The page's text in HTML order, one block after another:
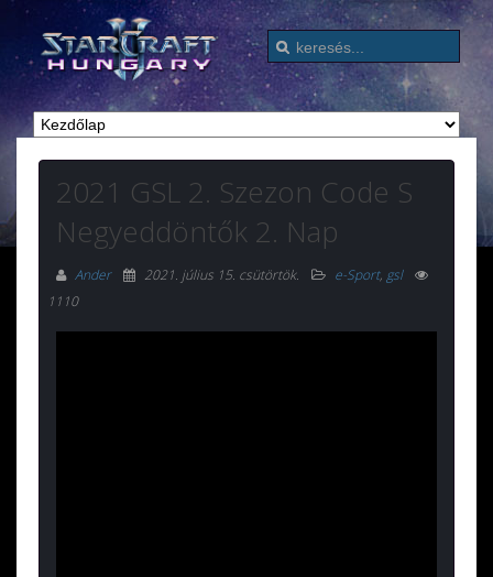
2021 GSL 2. Szezon Code S
Negyeddöntők 2. Nap
Ander 2021. július 15. csütörtök. e-Sport, gsl
1110